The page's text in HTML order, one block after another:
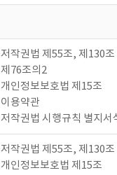
저작권법 제55조, 제130
제76조의2
개인정보보호법 제15조
이용약관
저작권법 시행규칙 별지서
저작권법 제55조, 제130
개인정보보호법 제15조